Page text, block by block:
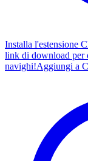
Installa l'estensione
link di download per
navighi!Aggiungi a